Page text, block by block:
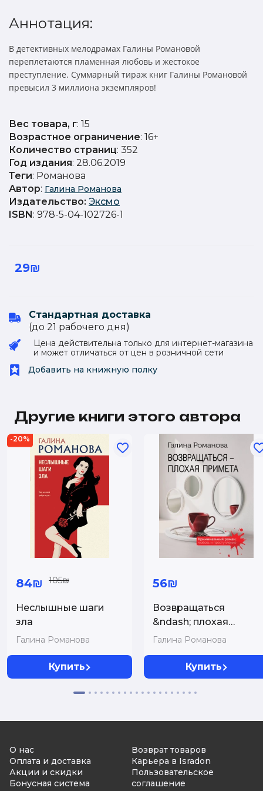
Аннотация:
В детективных мелодрамах Галины Романовой
переплетаются пламенная любовь и жестокое
преступление. Суммарный тираж книг Галины Романовой
превысил 3 миллиона экземпляров!
Вес товара, г: 15
Возрастное ограничение: 16+
Количество страниц: 352
Год издания: 28.06.2019
Теги: Романова
Автор: Галина Романова
Издательство: Эксмо
ISBN: 978-5-04-102726-1
29₪
Стандартная доставка
(до 21 рабочего дня)
Цена действительна только для интернет-магазина
и может отличаться от цен в розничной сети
Добавить на книжную полку
Другие книги этого автора
-20%
84₪ 105₪
Неслышные шаги
зла
Галина Романова
Купить
56₪
Возвращаться
&ndash; плохая
примета
Галина Романова
Купить
О нас
Оплата и доставка
Акции и скидки
Бонусная система
Возврат товаров
Карьера в Isradon
Пользовательское
соглашение